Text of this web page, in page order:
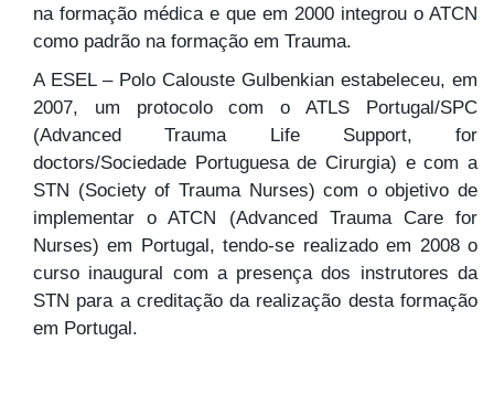
na formação médica e que em 2000 integrou o ATCN
como padrão na formação em Trauma.
A ESEL – Polo Calouste Gulbenkian estabeleceu, em
2007, um protocolo com o ATLS Portugal/SPC
(Advanced Trauma Life Support, for
doctors/Sociedade Portuguesa de Cirurgia) e com a
STN (Society of Trauma Nurses) com o objetivo de
implementar o ATCN (Advanced Trauma Care for
Nurses) em Portugal, tendo-se realizado em 2008 o
curso inaugural com a presença dos instrutores da
STN para a creditação da realização desta formação
em Portugal.